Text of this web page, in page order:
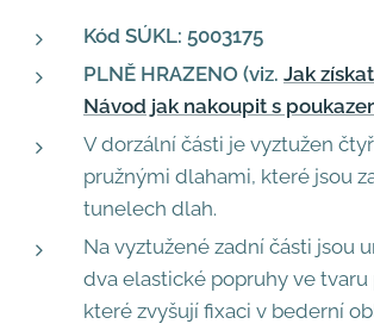
Kód SÚKL: 5003175
PLNĚ HRAZENO (viz. Jak
Návod jak nakoupit s
V dorzální části je vyztužen
pružnými dlahami, které jsou
tunelech dlah.
Na vyztužené zadní části jsou
dva elastické popruhy ve tvaru
které zvyšují fixaci v bederní